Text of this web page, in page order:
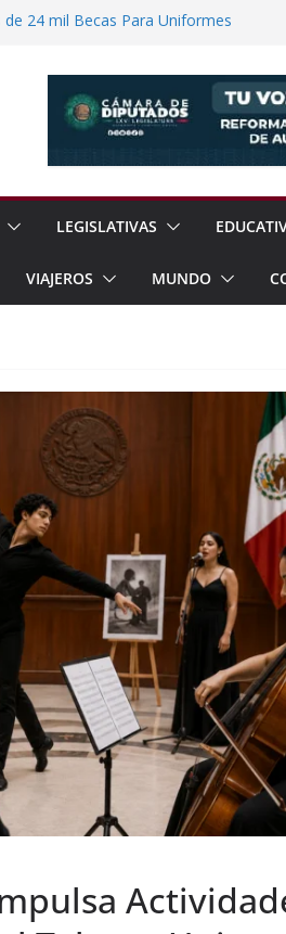
24 mil Becas Para Uniformes
Mujeres Bienestar a
LEGISLATIVAS
VIAJEROS MUNDO